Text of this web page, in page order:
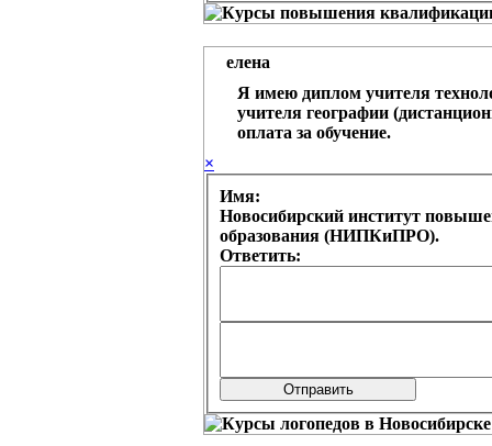
елена
Я имею диплом учителя
учителя географии
оплата за обучение.
×
Имя:
Новосибирский институт
образования (НИПКиПРО).
Ответить: